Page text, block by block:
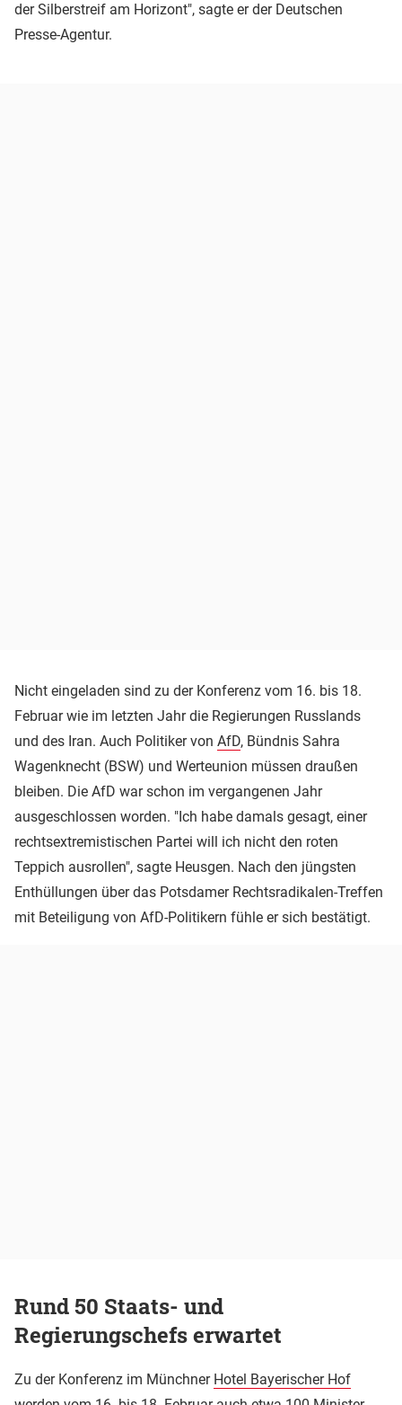
der Silberstreif am Horizont", sagte er der Deutschen
Presse-Agentur.
Nicht eingeladen sind zu der Konferenz vom 16. bis 18.
Februar wie im letzten Jahr die Regierungen Russlands
und des Iran. Auch Politiker von AfD, Bündnis Sahra
Wagenknecht (BSW) und Werteunion müssen draußen
bleiben. Die AfD war schon im vergangenen Jahr
ausgeschlossen worden. "Ich habe damals gesagt, einer
rechtsextremistischen Partei will ich nicht den roten
Teppich ausrollen", sagte Heusgen. Nach den jüngsten
Enthüllungen über das Potsdamer Rechtsradikalen-Treffen
mit Beteiligung von AfD-Politikern fühle er sich bestätigt.
Rund 50 Staats- und
Regierungschefs erwartet
Zu der Konferenz im Münchner Hotel Bayerischer Hof